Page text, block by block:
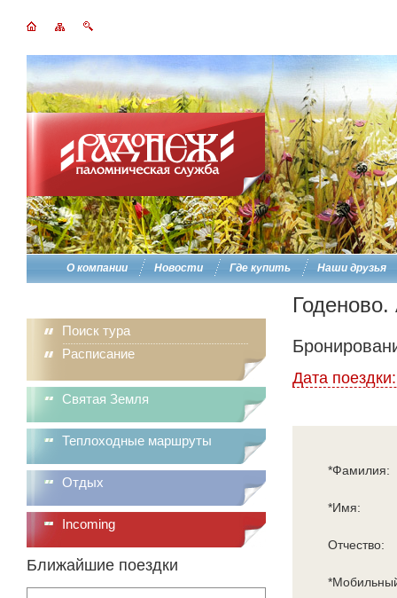
О компании Новости Где купить Наши друзья
Поиск тура
Расписание
Святая Земля
Теплоходные маршруты
Отдых
Incoming
Ближайшие поездки
Дата
*Фамилия:
*Имя:
Отчество: